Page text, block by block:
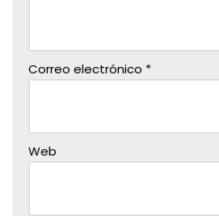
Correo electrónico *
Web